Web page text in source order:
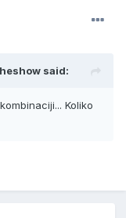
said:
Koliko